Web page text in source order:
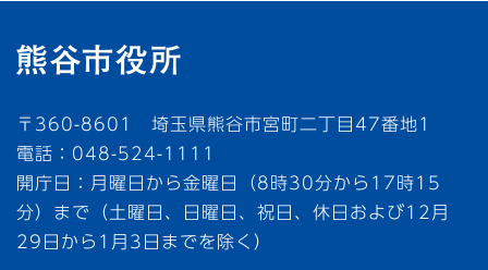
〒360-8601 埼玉県熊谷市宮町二丁目47番地1
電話：048-524-1111
開庁日：月曜日から金曜日（8時30分から17時15
分）まで（土曜日、日曜日、祝日、休日および12月
29日から1月3日までを除く）